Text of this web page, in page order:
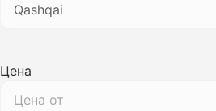
Qashqai
Цена